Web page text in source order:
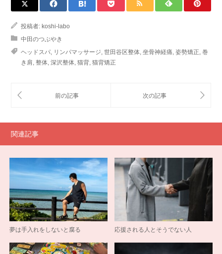
投稿者: koshi-labo
中田のつぶやき
ヘッドスパ
リンパマッサージ 世田谷区整体 坐骨神経痛 姿勢矯正 巻
き肩 整体 深沢整体 猫背 猫背矯正
関連記事
夢は手入れをしないと腐る 応援される人とそうでない人